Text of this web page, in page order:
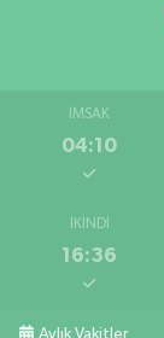
İMSAK
04:10
İKINDI
16:36
Aylık Vakitler